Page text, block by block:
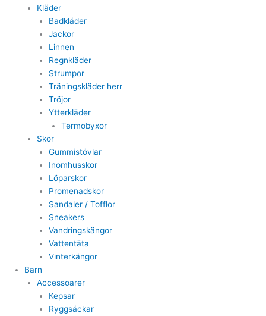
Kläder
Badkläder
Jackor
Linnen
Regnkläder
Strumpor
Träningskläder herr
Tröjor
Ytterkläder
Termobyxor
Skor
Gummistövlar
Inomhusskor
Löparskor
Promenadskor
Sandaler / Tofflor
Sneakers
Vandringskängor
Vattentäta
Vinterkängor
Barn
Accessoarer
Kepsar
Ryggsäckar